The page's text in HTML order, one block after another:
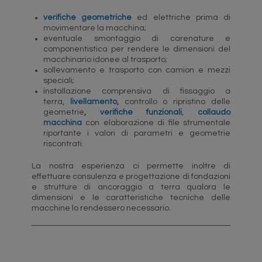
verifiche geometriche ed elettriche prima di
movimentare la macchina;
eventuale smontaggio di carenature e
componentistica per rendere le dimensioni del
macchinario idonee al trasporto;
sollevamento e trasporto con camion e mezzi
speciali;
installazione comprensiva di fissaggio a
terra,
livellamento,controllo o ripristino delle
geometrie, verifiche funzionali, collaudo
macchina con elaborazione di file strumentale
riportante i valori di parametri e geometrie
riscontrati.
La nostra esperienza ci permette inoltre di
effettuare consulenza e progettazione di fondazioni
e strutture di ancoraggio a terra qualora le
dimensioni e le caratteristiche tecniche delle
macchine lo rendessero necessario.